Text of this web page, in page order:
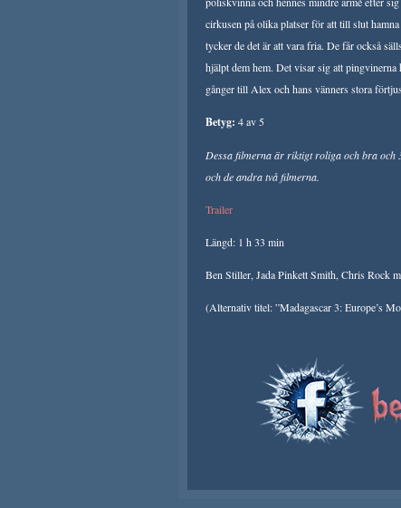
cirkusen på olika platser för att till slut
tycker de det är att vara fria. De får också
hjälpt dem hem. Det visar sig att
gånger till Alex och hans vänners stora
Betyg: 4 av 5
Dessa filmerna är riktigt roliga och bra och
och de andra två filmerna.
Trailer
Längd: 1 h 33 min
Ben Stiller, Jada Pinkett Smith, Chris Rock
(Alternativ titel: ”Madagascar 3: Europe’s